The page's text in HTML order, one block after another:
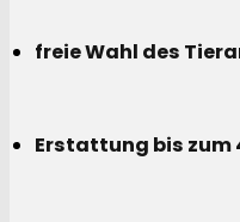
freie Wahl des
Erstattung bis zum